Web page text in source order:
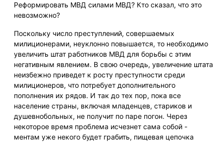
Реформировать МВД силами МВД? Кто сказал, что это
невозможно?
Поскольку число преступлений, совершаемых
милиционерами, неуклонно повышается, то необходимо
увеличить штат работников МВД для борьбы с этим
негативным явлением. В свою очередь, увеличение штата
неизбежно приведет к росту преступности среди
милиционеров, что потребует дополнительного
пополнения их рядов. И так до тех пор, пока все
население страны, включая младенцев, стариков и
душевнобольных, не получит по паре погон. Через
некоторое время проблема исчезнет сама собой -
ментам уже некого будет грабить, пищевая цепочка